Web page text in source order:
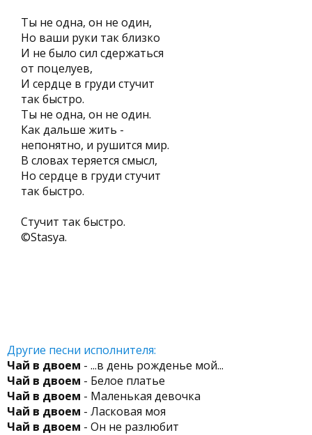
Ты не одна, он не один,
Но ваши руки так близко
И не было сил сдержаться
от поцелуев,
И сердце в груди стучит
так быстро.
Ты не одна, он не один.
Как дальше жить -
непонятно, и рушится мир.
В словах теряется смысл,
Но сердце в груди стучит
так быстро.
Стучит так быстро.
©Stasya.
Другие песни исполнителя:
Чай в двоем - ...в день рожденье мой...
Чай в двоем - Белое платье
Чай в двоем - Маленькая девочка
Чай в двоем - Ласковая моя
Чай в двоем - Он не разлюбит